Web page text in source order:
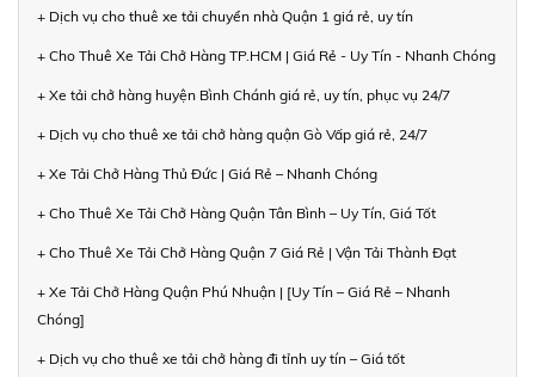
+ Dịch vụ cho thuê xe tải chuyển nhà Quận 1 giá rẻ, uy tín
+ Cho Thuê Xe Tải Chở Hàng TP.HCM | Giá Rẻ - Uy Tín - Nhanh Chóng
+ Xe tải chở hàng huyện Bình Chánh giá rẻ, uy tín, phục vụ 24/7
+ Dịch vụ cho thuê xe tải chở hàng quận Gò Vấp giá rẻ, 24/7
+ Xe Tải Chở Hàng Thủ Đức | Giá Rẻ – Nhanh Chóng
+ Cho Thuê Xe Tải Chở Hàng Quận Tân Bình – Uy Tín, Giá Tốt
+ Cho Thuê Xe Tải Chở Hàng Quận 7 Giá Rẻ | Vận Tải Thành Đạt
+ Xe Tải Chở Hàng Quận Phú Nhuận | [Uy Tín – Giá Rẻ – Nhanh
Chóng]
+ Dịch vụ cho thuê xe tải chở hàng đi tỉnh uy tín – Giá tốt